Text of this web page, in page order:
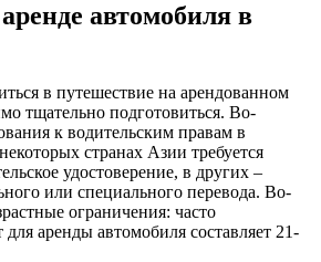
автомобиля в
в путешествие на арендованном
тщательно подготовиться. Во-
к водительским правам в
странах Азии требуется
удостоверение, в других –
или специального перевода. Во-
ограничения: часто
аренды автомобиля составляет 21-